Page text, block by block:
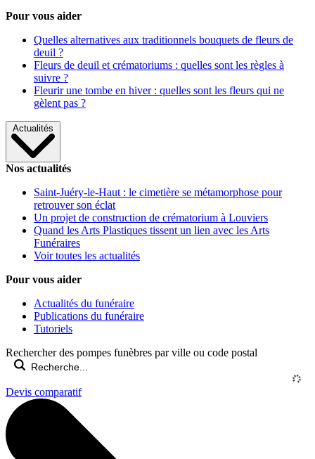
Pour vous aider
Quelles alternatives aux traditionnels bouquets de fleurs de
deuil ?
Fleurs de deuil et crématoriums : quelles sont les règles à
suivre ?
Fleurir une tombe en hiver : quelles sont les fleurs qui ne
gèlent pas ?
Actualités
Nos actualités
Saint-Juéry-le-Haut : le cimetière se métamorphose pour
retrouver son éclat
Un projet de construction de crématorium à Louviers
Quand les Arts Plastiques tissent un lien avec les Arts
Funéraires
Voir toutes les actualités
Pour vous aider
Actualités du funéraire
Publications du funéraire
Tutoriels
Rechercher des pompes funèbres par ville ou code postal
Devis comparatif